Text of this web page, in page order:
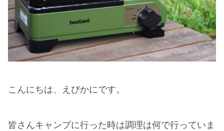
こんにちは、えびかにです。
皆さんキャンプに行った時は調理は何で行っていま